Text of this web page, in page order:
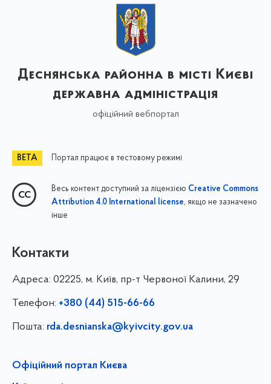
Деснянська районна в місті Києві
державна адміністрація
офіційний вебпортал
Портал працює в тестовому режимі
Весь контент доступний за ліцензією Creative Commons
Attribution 4.0 International license, якщо не зазначено
інше
Контакти
Адреса: 02225, м. Київ, пр-т Червоної Калини, 29
Телефон: +380 (44) 515-66-66
Пошта: rda.desnianska@kyivcity.gov.ua
Офіційний портал Києва